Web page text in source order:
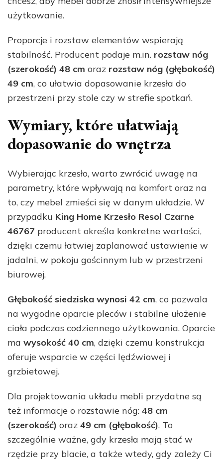
użytkowanie.
Proporcje i rozstaw elementów wspierają
stabilność. Producent podaje m.in. rozstaw nóg
(szerokość) 48 cm oraz rozstaw nóg (głębokość)
49 cm, co ułatwia dopasowanie krzesła do
przestrzeni przy stole czy w strefie spotkań.
Wymiary, które ułatwiają
dopasowanie do wnętrza
Wybierając krzesło, warto zwrócić uwagę na
parametry, które wpływają na komfort oraz na
to, czy mebel zmieści się w danym układzie. W
przypadku King Home Krzesło Resol Czarne
46767 producent określa konkretne wartości,
dzięki czemu łatwiej zaplanować ustawienie w
jadalni, w pokoju gościnnym lub w przestrzeni
biurowej.
Głębokość siedziska wynosi 42 cm, co pozwala
na wygodne oparcie pleców i stabilne ułożenie
ciała podczas codziennego użytkowania. Oparcie
ma wysokość 40 cm, dzięki czemu konstrukcja
oferuje wsparcie w części lędźwiowej i
grzbietowej.
Dla projektowania układu mebli przydatne są
też informacje o rozstawie nóg: 48 cm
(szerokość) oraz 49 cm (głębokość). To
szczególnie ważne, gdy krzesła mają stać w
rzędzie przy blacie, a także wtedy, gdy zależy Ci